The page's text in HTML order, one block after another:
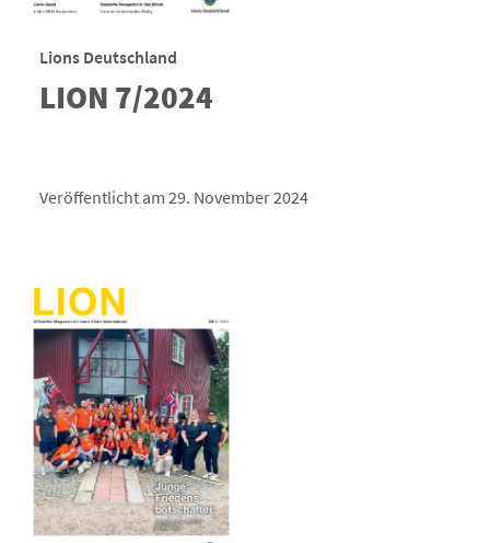
Lions Deutschland
LION 7/2024
Veröffentlicht am 29. November 2024